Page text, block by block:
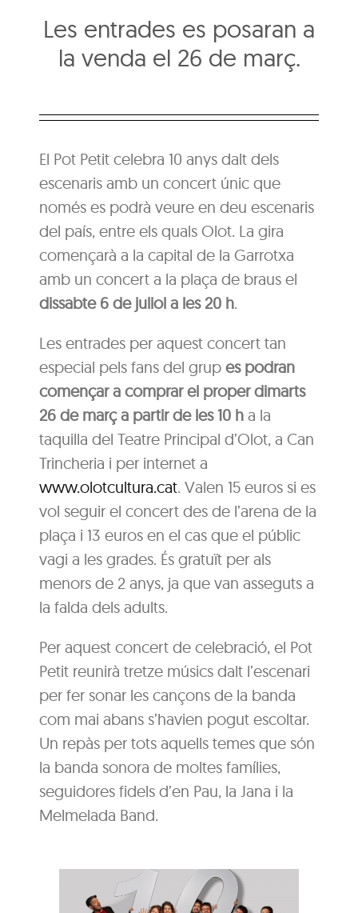
Les entrades es posaran a
la venda el 26 de març.
El Pot Petit celebra 10 anys dalt dels
escenaris amb un concert únic que
només es podrà veure en deu escenaris
del país, entre els quals Olot. La gira
començarà a la capital de la Garrotxa
amb un concert a la plaça de braus el
dissabte 6 de juliol a les 20 h.
Les entrades per aquest concert tan
especial pels fans del grupes podran
començar a comprar el proper dimarts
26 de març a partir de les 10 h a la
taquilla del Teatre Principal d’Olot, a Can
Trincheria i per internet a
www.olotcultura.cat. Valen 15 euros si es
vol seguir el concert des de l’arena de la
plaça i 13 euros en el cas que el públic
vagi a les grades. És gratuït per als
menors de 2 anys, ja que van asseguts a
la falda dels adults.
Per aquest concert de celebració, el Pot
Petit reunirà tretze músics dalt l’escenari
per fer sonar les cançons de la banda
com mai abans s’havien pogut escoltar.
Un repàs per tots aquells temes que són
la banda sonora de moltes famílies,
seguidores fidels d’en Pau, la Jana i la
Melmelada Band.